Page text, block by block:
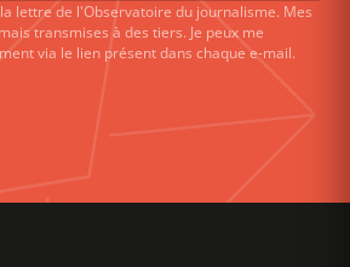
lettre de l'Observatoire du journalisme. Mes
transmises à des tiers. Je peux me
via le lien présent dans chaque e-mail.